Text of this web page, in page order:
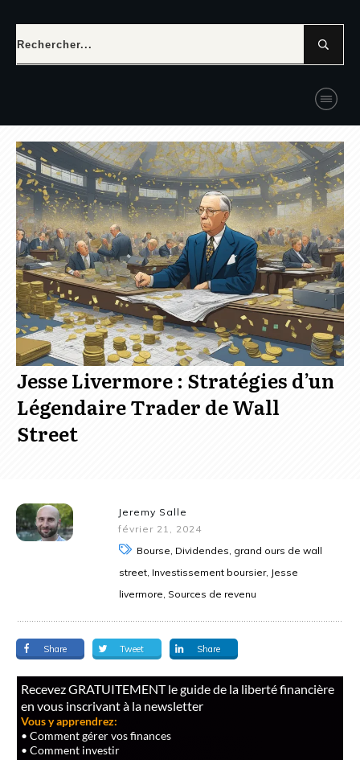
Jesse Livermore : Stratégies d’un
Légendaire Trader de Wall
Street
Jeremy Salle
février 21, 2024
Bourse, Dividendes, grand ours de wall
street, Investissement boursier, Jesse
livermore, Sources de revenu
Share Tweet Share